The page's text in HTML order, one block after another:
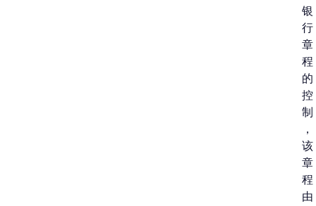
银
行
章
程
的
控
制
，
该
章
程
由